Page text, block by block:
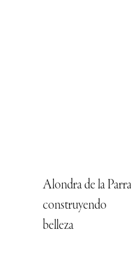
Alondra de la
construyendo
belleza